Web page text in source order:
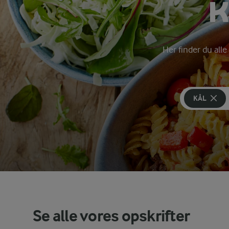
Her finder du
KÅL
Se alle vores opskrifter